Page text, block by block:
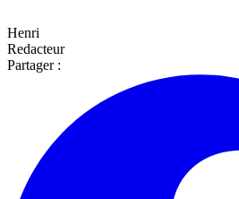
Henri
Redacteur
Partager :